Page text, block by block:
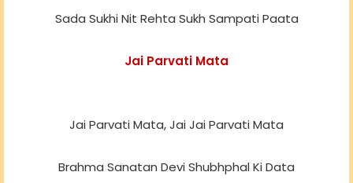
Sada Sukhi Nit Rehta Sukh Sampati Paata
Jai Parvati Mata
Jai Parvati Mata, Jai Jai Parvati Mata
Brahma Sanatan Devi Shubhphal Ki Data